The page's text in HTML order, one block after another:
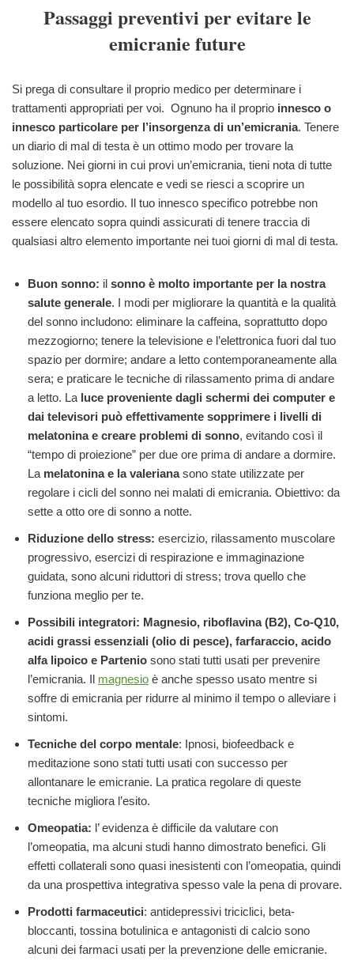
Passaggi preventivi per evitare le
emicranie future
Si prega di consultare il proprio medico per determinare i
trattamenti appropriati per voi. Ognuno ha il proprio innesco o
innesco particolare per l’insorgenza di un’emicrania. Tenere
un diario di mal di testa è un ottimo modo per trovare la
soluzione. Nei giorni in cui provi un’emicrania, tieni nota di tutte
le possibilità sopra elencate e vedi se riesci a scoprire un
modello al tuo esordio. Il tuo innesco specifico potrebbe non
essere elencato sopra quindi assicurati di tenere traccia di
qualsiasi altro elemento importante nei tuoi giorni di mal di testa.
Buon sonno: il sonno è molto importante per la nostra
salute generale. I modi per migliorare la quantità e la qualità
del sonno includono: eliminare la caffeina, soprattutto dopo
mezzogiorno; tenere la televisione e l’elettronica fuori dal tuo
spazio per dormire; andare a letto contemporaneamente alla
sera; e praticare le tecniche di rilassamento prima di andare
a letto. La luce proveniente dagli schermi dei computer e
dai televisori può effettivamente sopprimere i livelli di
melatonina e creare problemi di sonno, evitando così il
“tempo di proiezione” per due ore prima di andare a dormire.
La melatonina e la valerianasono state utilizzate per
regolare i cicli del sonno nei malati di emicrania. Obiettivo: da
sette a otto ore di sonno a notte.
Riduzione dello stress: esercizio, rilassamento muscolare
progressivo, esercizi di respirazione e immaginazione
guidata, sono alcuni riduttori di stress; trova quello che
funziona meglio per te.
Possibili integratori: Magnesio, riboflavina (B2), Co-Q10,
acidi grassi essenziali (olio di pesce), farfaraccio, acido
alfa lipoico e Partenio sono stati tutti usati per prevenire
l’emicrania. Il magnesio è anche spesso usato mentre si
soffre di emicrania per ridurre al minimo il tempo o alleviare i
sintomi.
Tecniche del corpo mentale: Ipnosi, biofeedback e
meditazione sono stati tutti usati con successo per
allontanare le emicranie. La pratica regolare di queste
tecniche migliora l’esito.
Omeopatia: l’ evidenza è difficile da valutare con
l’omeopatia, ma alcuni studi hanno dimostrato benefici. Gli
effetti collaterali sono quasi inesistenti con l’omeopatia, quindi
da una prospettiva integrativa spesso vale la pena di provare.
Prodotti farmaceutici: antidepressivi triciclici, beta-
bloccanti, tossina botulinica e antagonisti di calcio sono
alcuni dei farmaci usati per la prevenzione delle emicranie.